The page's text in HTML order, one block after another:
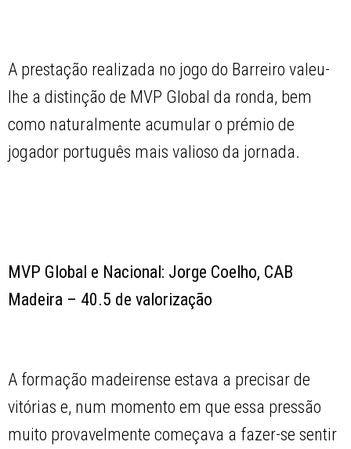
A prestação realizada no jogo do Barreiro valeu-
lhe a distinção de MVP Global da ronda, bem
como naturalmente acumular o prémio de
jogador português mais valioso da jornada.
MVP Global e Nacional: Jorge Coelho, CAB
Madeira – 40.5 de valorização
A formação madeirense estava a precisar de
vitórias e, num momento em que essa pressão
muito provavelmente começava a fazer-se sentir